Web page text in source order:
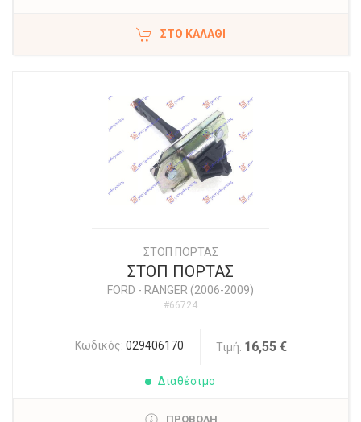
ΣΤΟ ΚΑΛΆΘΙ
ΣΤΟΠ ΠΟΡΤΑΣ
ΣΤΟΠ ΠΟΡΤΑΣ
FORD - RANGER (2006-2009)
#66724
Κωδικός: 029406170 Τιμή: 16,55 €
Διαθέσιμο
ΠΡΟΒΟΛΗ